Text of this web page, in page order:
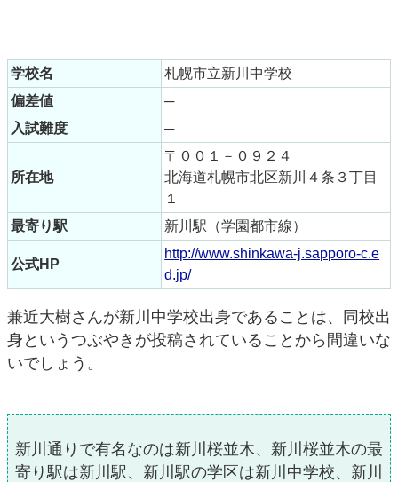
学校名
札幌市立新川中学校
偏差値
─
入試難度
─
所在地
〒００１－０９２４
北海道札幌市北区新川４条３丁目
１
最寄り駅
新川駅（学園都市線）
公式HP
http://www.shinkawa-j.sapporo-c.e
d.jp/
兼近大樹さんが新川中学校出身であることは、同校出
身というつぶやきが投稿されていることから間違いな
いでしょう。
新川通りで有名なのは新川桜並木、新川桜並木の最
寄り駅は新川駅、新川駅の学区は新川中学校、新川